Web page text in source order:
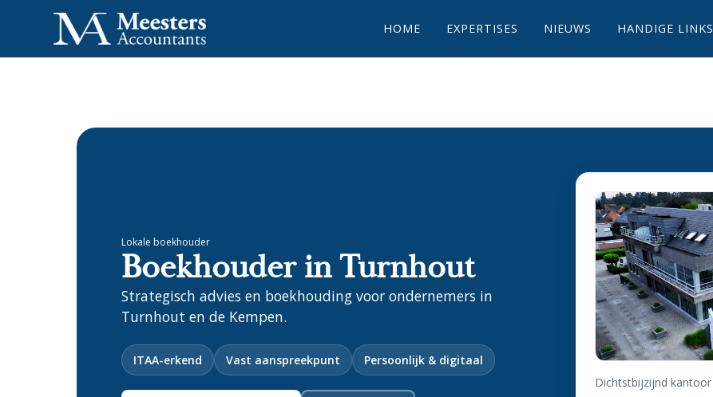
HOME EXPERTISES NIEUWS HANDIGE LINKS
Lokale boekhouder
Boekhouder in Turnhout
Strategisch advies en boekhouding voor ondernemers in
Turnhout en de Kempen.
ITAA-erkend Vast aanspreekpunt Persoonlijk & digitaal
Dichtstbijzijnd kantoor